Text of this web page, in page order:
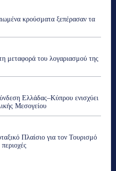
κρούσματα ξεπέρασαν τα
μεταφορά του λογαριασμού της
Ελλάδας–Κύπρου ενισχύει
Μεσογείου
Πλαίσιο για τον Τουρισμό